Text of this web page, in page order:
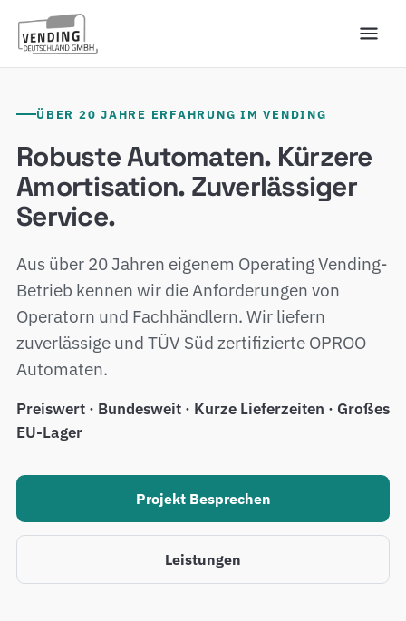
ÜBER 20 JAHRE ERFAHRUNG IM VENDING
Robuste Automaten. Kürzere
Amortisation. Zuverlässiger
Service.
Aus über 20 Jahren eigenem Operating Vending-
Betrieb kennen wir die Anforderungen von
Operatorn und Fachhändlern. Wir liefern
zuverlässige und TÜV Süd zertifizierte OPROO
Automaten.
Preiswert · Bundesweit · Kurze Lieferzeiten · Großes
EU-Lager
Projekt Besprechen
Leistungen